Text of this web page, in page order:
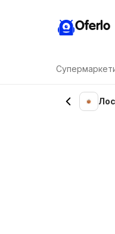
Oferlo